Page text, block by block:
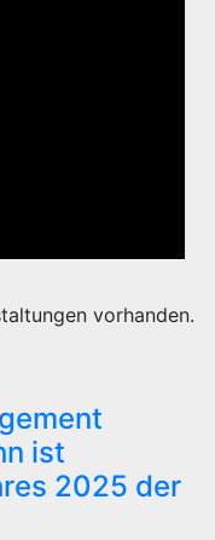
vorhanden.
ist
2025 der